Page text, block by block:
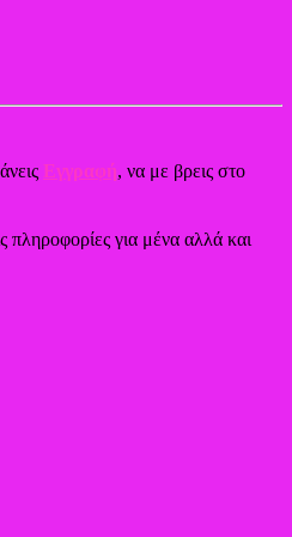
Εγγραφή, να με βρεις στο
πληροφορίες για μένα αλλά και